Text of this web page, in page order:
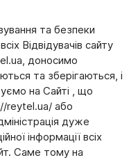
та безпеки
Відвідувачів сайту
доносимо
та зберігаються, і
на Сайті , що
reytel.ua/ або
дуже
інформації всіх
Саме тому на